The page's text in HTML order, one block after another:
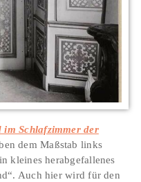
im Schlafzimmer der
dem Maßstab links
kleines herabgefallenes
Auch hier wird für den